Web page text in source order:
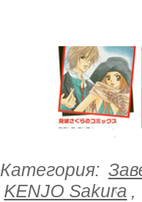
Категория:
KENJO Sakura ,